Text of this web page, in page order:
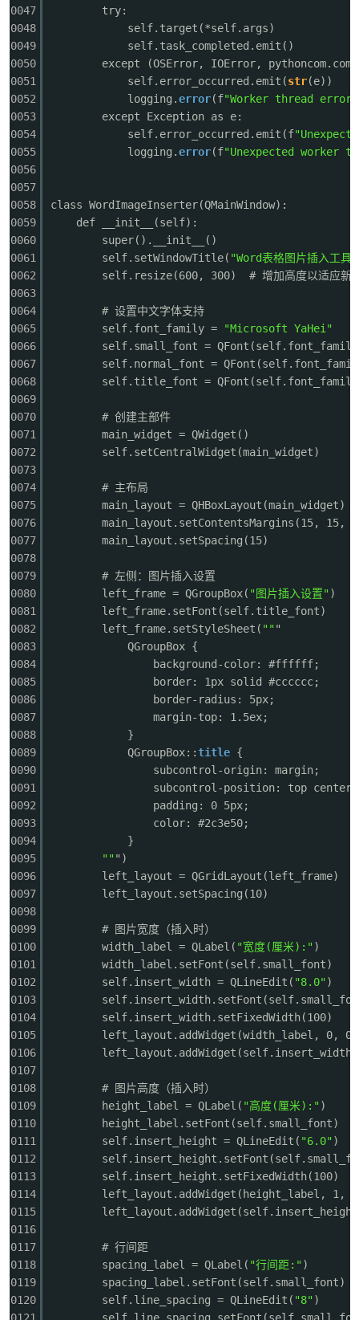
jie.
cn
0047
0048
0049
0050
0051
0052
0053
0054
0055
0056
0057
0058
0059
0060
0061
0062
0063
0064
0065
0066
0067
0068
0069
0070
0071
0072
0073
0074
0075
0076
0077
0078
0079
0080
0081
0082
0083
0084
0085
0086
0087
0088
0089
0090
0091
0092
0093
0094
0095
0096
0097
0098
0099
0100
0101
0102
0103
0104
0105
0106
0107
0108
0109
0110
0111
0112
0113
0114
0115
0116
0117
0118
0119
0120
try:
self.target(*self.args)
self.task_completed.emit()
except (OSError, IOError,
self.error_occurred.emit(str(e))
logging.error(f"Worker thread
except Exception as e:
self.error_occurred.emit(f
logging.error(f"Unexpected
class WordImageInserter(QMainWindow):
def __init__(self):
super().__init__()
self.setWindowTitle( "Word表格图片插入工具"
self.resize(600, 300) # 增加高度以适应新
# 设置中文字体支持
self.font_family =
"Microsoft YaHei"
self.small_font =
self.normal_font =
self.title_font = QFont(self.font_family,
# 创建主部件
main_widget = QWidget()
self.setCentralWidget(main_widget)
# 主布局
main_layout = QHBoxLayout(main_widget)
main_layout.setContentsMargins(15, 15,
main_layout.setSpacing(15)
# 左侧：图片插入设置
left_frame = QGroupBox( "图片插入设置")
left_frame.setFont(self.title_font)
left_frame.setStyleSheet( """
QGroupBox {
background-color: #ffffff;
border: 1px solid #cccccc;
border-radius: 5px;
margin-top: 1.5ex;
}
QGroupBox::title {
subcontrol-origin: margin;
subcontrol-position: top center;
padding: 0 5px;
color: #2c3e50;
}
""")
left_layout = QGridLayout(left_frame)
left_layout.setSpacing(10)
# 图片宽度（插入时）
width_label = QLabel( "宽度(厘米):")
width_label.setFont(self.small_font)
self.insert_width = QLineEdit( "8.0")
self.insert_width.setFixedWidth(100)
left_layout.addWidget(width_label, 0, 0)
# 图片高度（插入时）
height_label = QLabel( "高度(厘米):")
height_label.setFont(self.small_font)
self.insert_height = QLineEdit( "6.0")
self.insert_height.setFixedWidth(100)
left_layout.addWidget(height_label, 1,
# 行间距
spacing_label = QLabel( "行间距:")
spacing_label.setFont(self.small_font)
self.line_spacing = QLineEdit( "8")